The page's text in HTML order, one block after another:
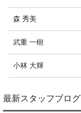
森 秀美
武重 一樹
小林 大輝
最新スタッフブログ